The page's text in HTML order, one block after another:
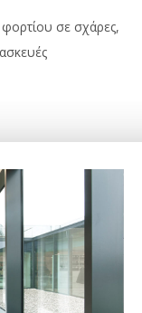
σε σχάρες,